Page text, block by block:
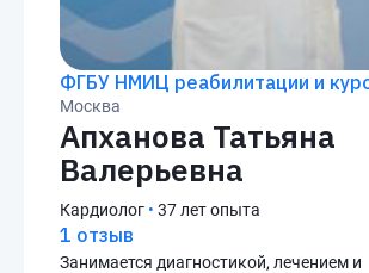
ФГБУ НМИЦ реабилитации и
Москва
Апханова Татьяна
Валерьевна
Кардиолог • 37 лет опыта
1 отзыв
Занимается диагностикой, лечением и